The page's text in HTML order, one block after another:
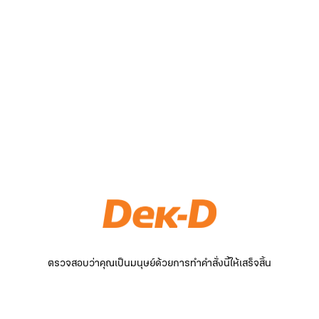
ตรวจสอบว่าคุณเป็นมนุษย์ด้วยการทำคำสั่งนี้ให้เสร็จสิ้น